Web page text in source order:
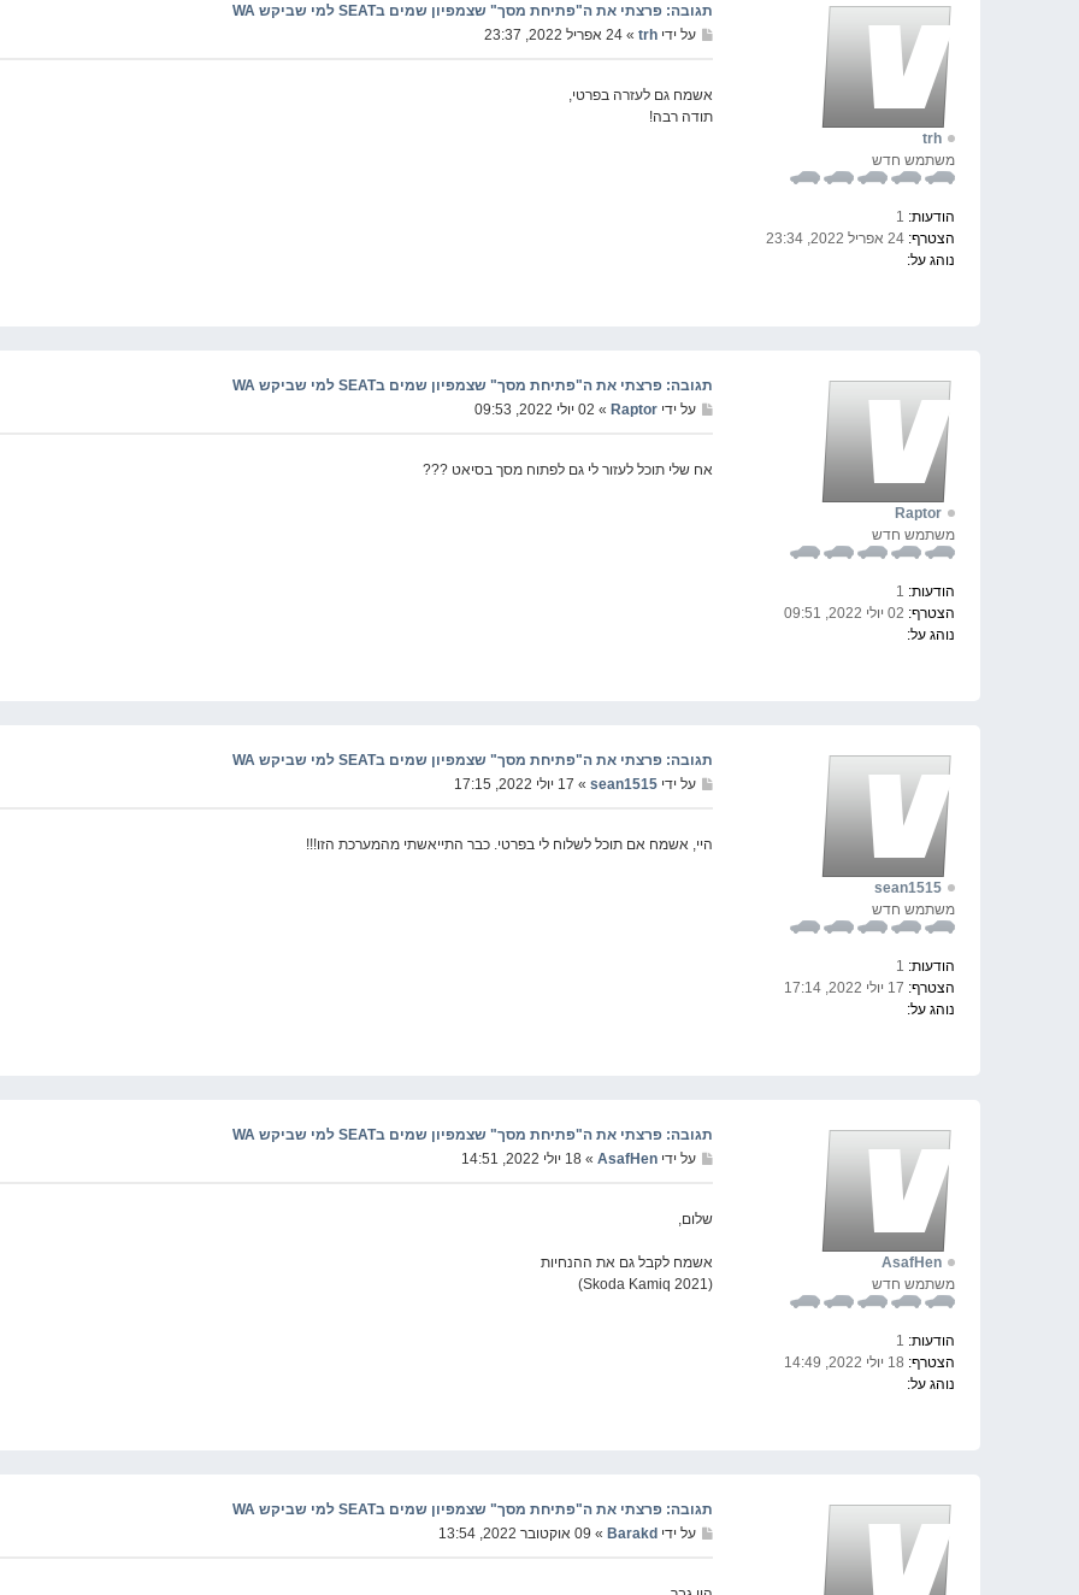
תגובה: פרצתי את ה"פתיחת מסך" שצמפיון שמים בSEAT למי שביקש WA
על ידי trh» 24 אפריל 2022, 23:37
אשמח גם לעזרה בפרטי,
תודה רבה!
trh
משתמש חדש
הודעות:
הצטרף:
נוהג על:
תגובה: פרצתי את ה"פתיחת מסך" שצמפיון שמים בSEAT למי שביקש WA
על ידי Raptor » 02 יולי 2022, 09:53
אח שלי תוכל לעזור לי גם לפתוח מסך בסיאט ???
Raptor
משתמש חדש
הודעות:
הצטרף:
נוהג על:
תגובה: פרצתי את ה"פתיחת מסך" שצמפיון שמים בSEAT למי שביקש WA
על ידי sean1515» 17 יולי 2022, 17:15
היי, אשמח אם תוכל לשלוח לי בפרטי. כבר התייאשתי מהמערכת הזו!!!
sean1515
משתמש חדש
הודעות:
הצטרף:
נוהג על:
תגובה: פרצתי את ה"פתיחת מסך" שצמפיון שמים בSEAT למי שביקש WA
על ידי AsafHen» 18 יולי 2022, 14:51
שלום,
אשמח לקבל גם את ההנחיות
(Skoda Kamiq 2021)
AsafHen
משתמש חדש
הודעות:
הצטרף:
נוהג על:
תגובה: פרצתי את ה"פתיחת מסך" שצמפיון שמים בSEAT למי שביקש WA
על ידי Barakd » 09 אוקטובר 2022, 13:54